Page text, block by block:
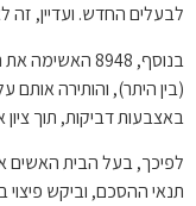
לבעלים החדש. ועדיין, זה
בנוסף, 8948
באצבעות דביקות, תוך